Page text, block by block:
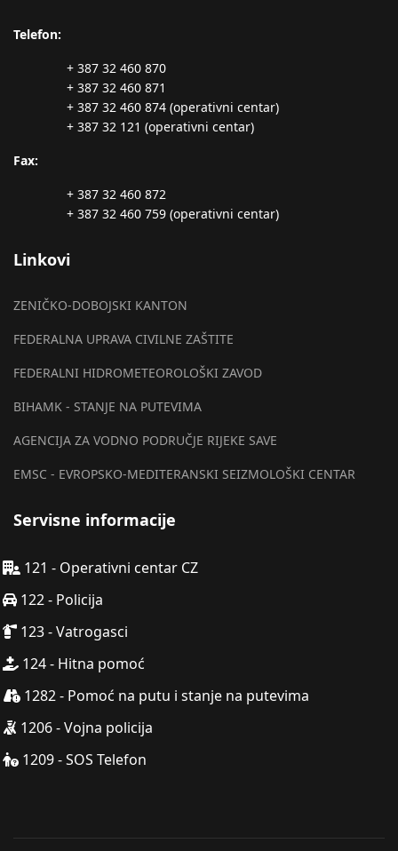
Telefon:
+ 387 32 460 870
+ 387 32 460 871
+ 387 32 460 874 (operativni centar)
+ 387 32 121 (operativni centar)
Fax:
+ 387 32 460 872
+ 387 32 460 759 (operativni centar)
Linkovi
ZENIČKO-DOBOJSKI KANTON
FEDERALNA UPRAVA CIVILNE ZAŠTITE
FEDERALNI HIDROMETEOROLOŠKI ZAVOD
BIHAMK - STANJE NA PUTEVIMA
AGENCIJA ZA VODNO PODRUČJE RIJEKE SAVE
EMSC - EVROPSKO-MEDITERANSKI SEIZMOLOŠKI CENTAR
Servisne informacije
121 - Operativni centar CZ
122 - Policija
123 - Vatrogasci
124 - Hitna pomoć
1282 - Pomoć na putu i stanje na putevima
1206 - Vojna policija
1209 - SOS Telefon